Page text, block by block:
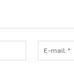
Ім'я:*